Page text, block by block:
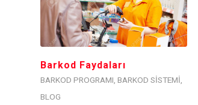
Barkod Faydaları
BARKOD PROGRAMI BARKOD SISTEMI
BLOG